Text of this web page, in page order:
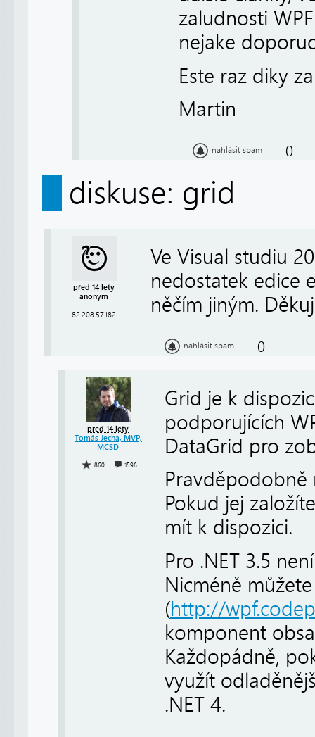
zaludnosti
nejake
Este raz diky
Martin
nahlásit spam 0
diskuse: grid
před 14 lety
anonym
82.208.57.182
Ve Visual studiu
nedostatek edice
něčím jiným.
nahlásit spam 0
před 14 lety
Tomáš Jecha, MVP,
MCSD
860 1596
Grid je k
podporujících
DataGrid pro
Pravděpodobně
Pokud jej
mít k dispozici.
Pro .NET 3.5
Nicméně
(http://
komponent
Každopádně,
využít
.NET 4.